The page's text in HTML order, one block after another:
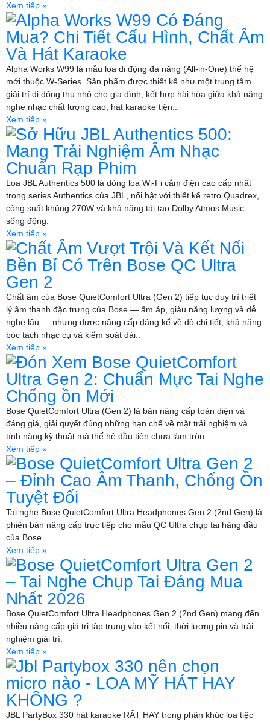
Xem tiếp »
Alpha Works W99 Có Đáng
Mua? Chi Tiết Cấu Hình, Chất Âm
Và Hát Karaoke
Alpha Works W99 là mẫu loa di động đa năng (All-in-One) thế hệ
mới thuộc W-Series. Sản phẩm được thiết kế như một trung tâm
giải trí di động thu nhỏ cho gia đình, kết hợp hài hòa giữa khả năng
nghe nhạc chất lượng cao, hát karaoke tiện..
Xem tiếp »
Sở Hữu JBL Authentics 500:
Mang Trải Nghiệm Âm Nhạc
Chuẩn Rạp Phim
Loa JBL Authentics 500 là dòng loa Wi-Fi cắm điện cao cấp nhất
trong series Authentics của JBL, nổi bật với thiết kế retro Quadrex,
công suất khủng 270W và khả năng tái tạo Dolby Atmos Music
sống động.
Xem tiếp »
Chất Âm Vượt Trội Và Kết Nối
Bền Bỉ Có Trên Bose QC Ultra
Gen 2
Chất âm của Bose QuietComfort Ultra (Gen 2) tiếp tục duy trì triết
lý âm thanh đặc trưng của Bose — ấm áp, giàu năng lượng và dễ
nghe lâu — nhưng được nâng cấp đáng kể về độ chi tiết, khả năng
bóc tách nhạc cụ và kiểm soát dải..
Xem tiếp »
Đón Xem Bose QuietComfort
Ultra Gen 2: Chuẩn Mực Tai Nghe
Chống ồn Mới
Bose QuietComfort Ultra (Gen 2) là bản nâng cấp toàn diện và
đáng giá, giải quyết đúng những hạn chế về mặt trải nghiệm và
tính năng kỹ thuật mà thế hệ đầu tiên chưa làm tròn.
Xem tiếp »
Bose QuietComfort Ultra Gen 2
– Đỉnh Cao Âm Thanh, Chống Ồn
Tuyệt Đối
Tai nghe Bose QuietComfort Ultra Headphones Gen 2 (2nd Gen) là
phiên bản nâng cấp trực tiếp cho mẫu QC Ultra chụp tai hàng đầu
của Bose.
Xem tiếp »
Bose QuietComfort Ultra Gen 2
– Tai Nghe Chụp Tai Đáng Mua
Nhất 2026
Bose QuietComfort Ultra Headphones Gen 2 (2nd Gen) mang đến
nhiều nâng cấp giá trị tập trung vào kết nối, thời lượng pin và trải
nghiệm giải trí.
Xem tiếp »
Jbl Partybox 330 nên chọn
micro nào - LOA MỸ HÁT HAY
KHÔNG ?
JBL PartyBox 330 hát karaoke RẤT HAY trong phân khúc loa tiệc